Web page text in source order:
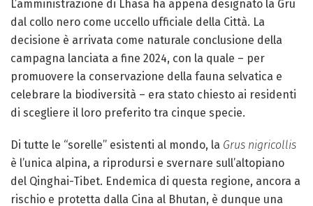
L’amministrazione di Lhasa ha appena designato la Gru
dal collo nero come uccello ufficiale della Città. La
decisione è arrivata come naturale conclusione della
campagna lanciata a fine 2024, con la quale – per
promuovere la conservazione della fauna selvatica e
celebrare la biodiversità – era stato chiesto ai residenti
di scegliere il loro preferito tra cinque specie.
Di tutte le “sorelle” esistenti al mondo, la Grus nigricollis
è l’unica alpina, a riprodursi e svernare sull’altopiano
del Qinghai-Tibet. Endemica di questa regione, ancora a
rischio e protetta dalla Cina al Bhutan, è dunque una